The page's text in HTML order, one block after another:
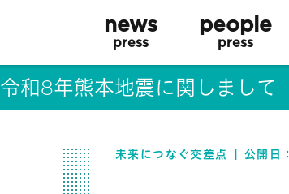
news
press
people
press
令和8年熊本地震に関しまして
未来につなぐ交差点 公開日：